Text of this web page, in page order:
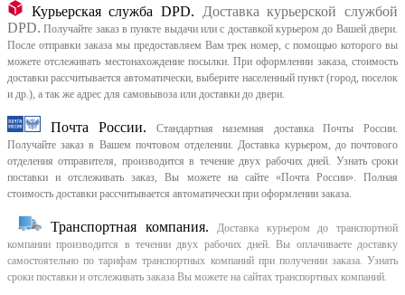
Курьерская служба DPD.
Доставка курьерской службой
DPD. Получайте заказ в пункте выдачи или с доставкой курьером до Вашей двери.
После отправки заказа мы предоставляем Вам трек номер, с помощью которого вы
можете отслеживать местонахождение посылки. При оформлении заказа, стоимость
доставки рассчитывается автоматически, выберите населенный пункт (город, поселок
и др.), а так же адрес для самовывоза или доставки до двери.
Почта России.
Стандартная наземная доставка Почты России.
Получайте заказ в Вашем почтовом отделении. Доставка курьером, до почтового
отделения отправителя, производится в течение двух рабочих дней. Узнать сроки
поставки и отслеживать заказ, Вы можете на сайте «Почта России». Полная
стоимость доставки рассчитывается автоматически при оформлении заказа.
Транспортная компания.
Доставка курьером до транспортной
компании производится в течении двух рабочих дней. Вы оплачиваете доставку
самостоятельно по тарифам транспортных компаний при получении заказа. Узнать
сроки поставки и отслеживать заказа Вы можете на сайтах транспортных компаний.